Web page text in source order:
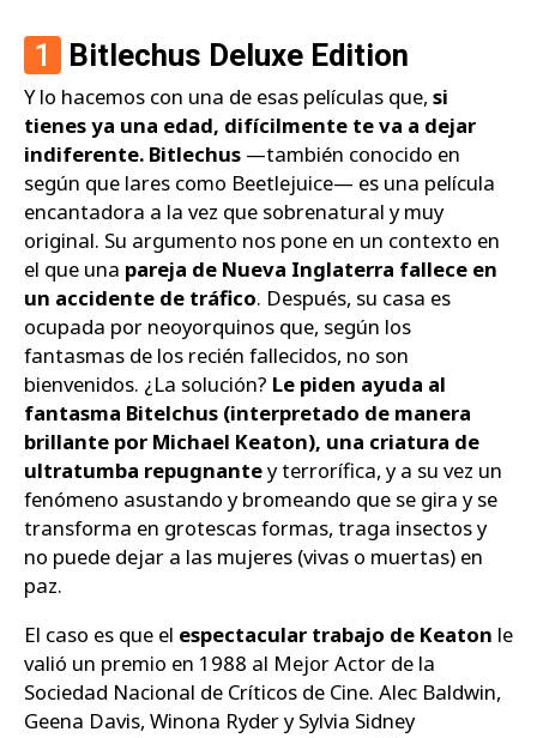
1 Bitlechus Deluxe Edition
Y lo hacemos con una de esas películas que, si
tienes ya una edad, difícilmente te va a dejar
indiferente. Bitlechus —también conocido en
según que lares como Beetlejuice— es una película
encantadora a la vez que sobrenatural y muy
original. Su argumento nos pone en un contexto en
el que una pareja de Nueva Inglaterra fallece en
un accidente de tráfico. Después, su casa es
ocupada por neoyorquinos que, según los
fantasmas de los recién fallecidos, no son
bienvenidos. ¿La solución? Le piden ayuda al
fantasma Bitelchus (interpretado de manera
brillante por Michael Keaton), una criatura de
ultratumba repugnantey terrorífica, y a su vez un
fenómeno asustando y bromeando que se gira y se
transforma en grotescas formas, traga insectos y
no puede dejar a las mujeres (vivas o muertas) en
paz.
El caso es que el espectacular trabajo de Keaton le
valió un premio en 1988 al Mejor Actor de la
Sociedad Nacional de Críticos de Cine. Alec Baldwin,
Geena Davis, Winona Ryder y Sylvia Sidney